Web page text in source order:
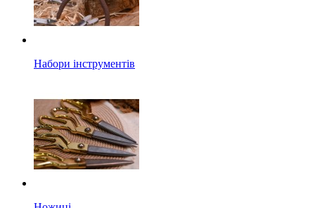
Набори інструментів